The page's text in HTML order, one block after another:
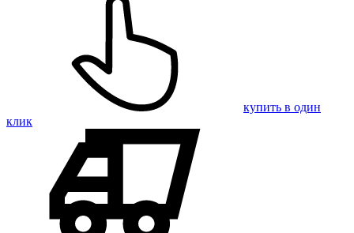
купить в один
клик